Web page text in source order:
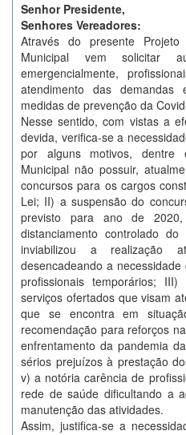
Senhor Presidente,
Senhores Vereadores:
Através do presente
Municipal vem solicitar
emergencialmente,
atendimento das demandas
medidas de prevenção da
Nesse sentido, com vistas a
devida, verifica-se a
por alguns motivos,
Municipal não possuir,
concursos para os cargos
Lei; II) a suspensão do
previsto para ano de
distanciamento controlado
inviabilizou a realização
desencadeando a
profissionais temporários;
serviços ofertados que visam
que se encontra em
recomendação para reforços
enfrentamento da pandemia
sérios prejuízos à prestação
v) a notória carência de
rede de saúde dificultando a
manutenção das atividades.
Assim, justifica-se a